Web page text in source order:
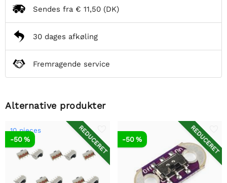
Sendes fra € 11,50 (DK)
30 dages afkøling
Fremragende service
Alternative produkter
REDUCERET
10 pieces
-50 % REDUCERET
-50 %